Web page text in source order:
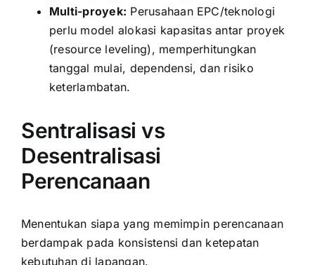
Multi-proyek: Perusahaan EPC/teknologi
perlu model alokasi kapasitas antar proyek
(resource leveling), memperhitungkan
tanggal mulai, dependensi, dan risiko
keterlambatan.
Sentralisasi vs
Desentralisasi
Perencanaan
Menentukan siapa yang memimpin perencanaan
berdampak pada konsistensi dan ketepatan
kebutuhan di lapangan.